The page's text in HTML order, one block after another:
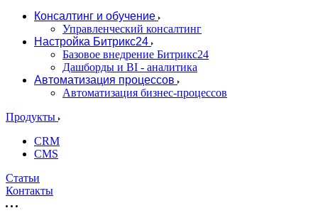
Консалтинг и обучение
Управленческий консалтинг
Настройка Битрикс24
Базовое внедрение Битрикс24
Дашборды и BI - аналитика
Автоматизация процессов
Автоматизация бизнес-процессов
Продукты
CRM
CMS
Статьи
Контакты